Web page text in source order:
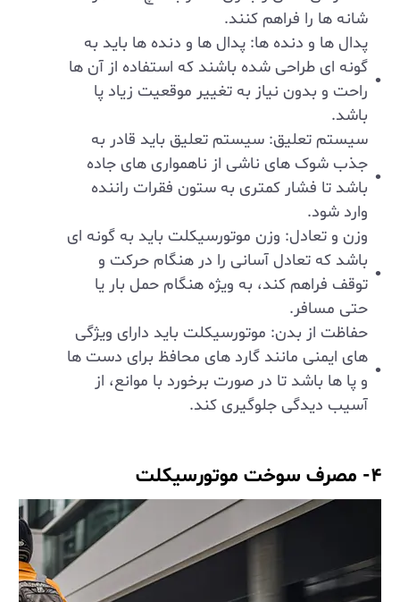
شانه‌ ها را فراهم کنند.
پدال ‌ها و دنده‌ ها: پدال‌ ها و دنده‌ ها باید به
گونه ‌ای طراحی شده باشند که استفاده از آن ‌ها
راحت و بدون نیاز به تغییر موقعیت زیاد پا
باشد.
سیستم تعلیق: سیستم تعلیق باید قادر به
جذب شوک ‌های ناشی از ناهمواری‌ های جاده
باشد تا فشار کمتری به ستون فقرات راننده
وارد شود.
وزن و تعادل: وزن موتورسیکلت باید به گونه ‌ای
باشد که تعادل آسانی را در هنگام حرکت و
توقف فراهم کند، به ویژه هنگام حمل بار یا
حتی مسافر.
حفاظت از بدن: موتورسیکلت باید دارای ویژگی‌
های ایمنی مانند گارد‌ های محافظ برای دست‌ ها
و پا ها باشد تا در صورت برخورد با موانع، از
آسیب دیدگی جلوگیری کند.
۴- مصرف سوخت موتورسیکلت